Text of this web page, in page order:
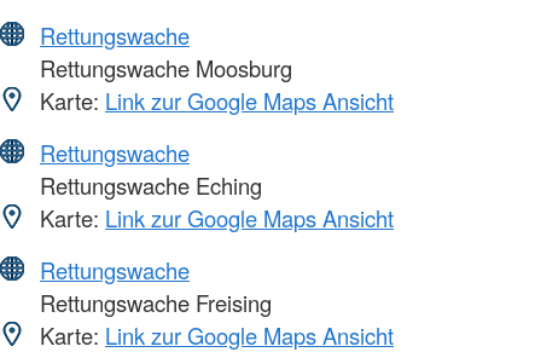
Rettungswache
Rettungswache Moosburg
Karte: Link zur Google Maps Ansicht
Rettungswache
Rettungswache Eching
Karte: Link zur Google Maps Ansicht
Rettungswache
Rettungswache Freising
Karte: Link zur Google Maps Ansicht